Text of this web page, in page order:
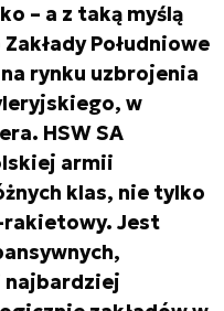
– a z taką myślą
Południowe
rynku uzbrojenia
w
HSW SA
armii
klas, nie tylko
Jest
najbardziej